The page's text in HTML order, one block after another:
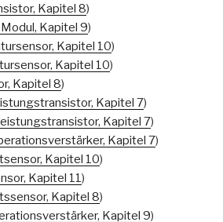
Kapitel 8)
Kapitel 9)
Kapitel 10)
Kapitel 10)
Kapitel 8)
Kapitel 7)
Kapitel 7)
Kapitel 7)
Kapitel 10)
Kapitel 11 )
Kapitel 8)
Kapitel 9)